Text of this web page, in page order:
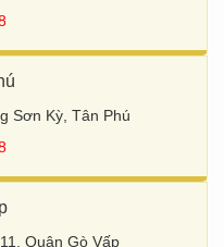
Sơn Kỳ, Tân Phú
Quận Gò Vấp